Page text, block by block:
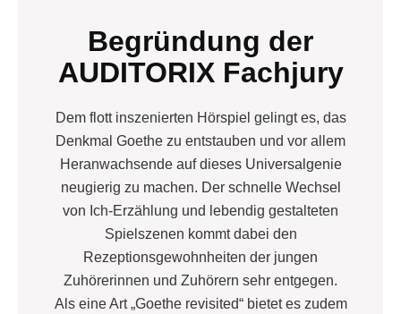
Begründung der
AUDITORIX Fachjury
Dem flott inszenierten Hörspiel gelingt es, das
Denkmal Goethe zu entstauben und vor allem
Heranwachsende auf dieses Universalgenie
neugierig zu machen. Der schnelle Wechsel
von Ich-Erzählung und lebendig gestalteten
Spielszenen kommt dabei den
Rezeptionsgewohnheiten der jungen
Zuhörerinnen und Zuhörern sehr entgegen.
Als eine Art „Goethe revisited“ bietet es zudem